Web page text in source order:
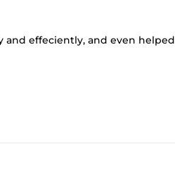
and effeciently, and even helped